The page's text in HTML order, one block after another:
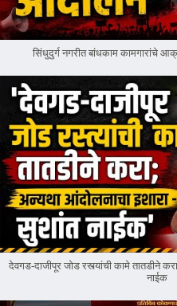
सिंधुदुर्ग नगरीत बांधकाम कामगारांचे
देवगड-दाजीपूर जोड रस्त्यांची कामे तातडीने
नाईक